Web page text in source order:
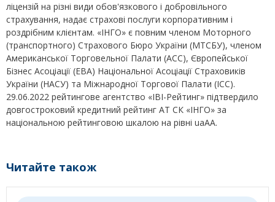
ліцензій на різні види обов'язкового і добровільного
страхування, надає страхові послуги корпоративним і
роздрібним клієнтам. «ІНГО» є повним членом Моторного
(транспортного) Страхового Бюро України (МТСБУ), членом
Американської Торговельної Палати (АСС), Європейської
Бізнес Асоціації (EBA) Національної Асоціації Страховиків
України (НАСУ) та Міжнародної Торгової Палати (ICC).
29.06.2022 рейтингове агентство «IBI-Рейтинг» підтвердило
довгостроковий кредитний рейтинг АТ СК «ІНГО» за
національною рейтинговою шкалою на рівні uaАА.
Читайте також